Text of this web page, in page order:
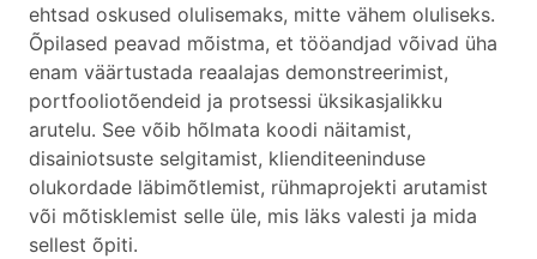
ehtsad oskused olulisemaks, mitte vähem oluliseks.
Õpilased peavad mõistma, et tööandjad võivad üha
enam väärtustada reaalajas demonstreerimist,
portfooliotõendeid ja protsessi üksikasjalikku
arutelu. See võib hõlmata koodi näitamist,
disainiotsuste selgitamist, klienditeeninduse
olukordade läbimõtlemist, rühmaprojekti arutamist
või mõtisklemist selle üle, mis läks valesti ja mida
sellest õpiti.